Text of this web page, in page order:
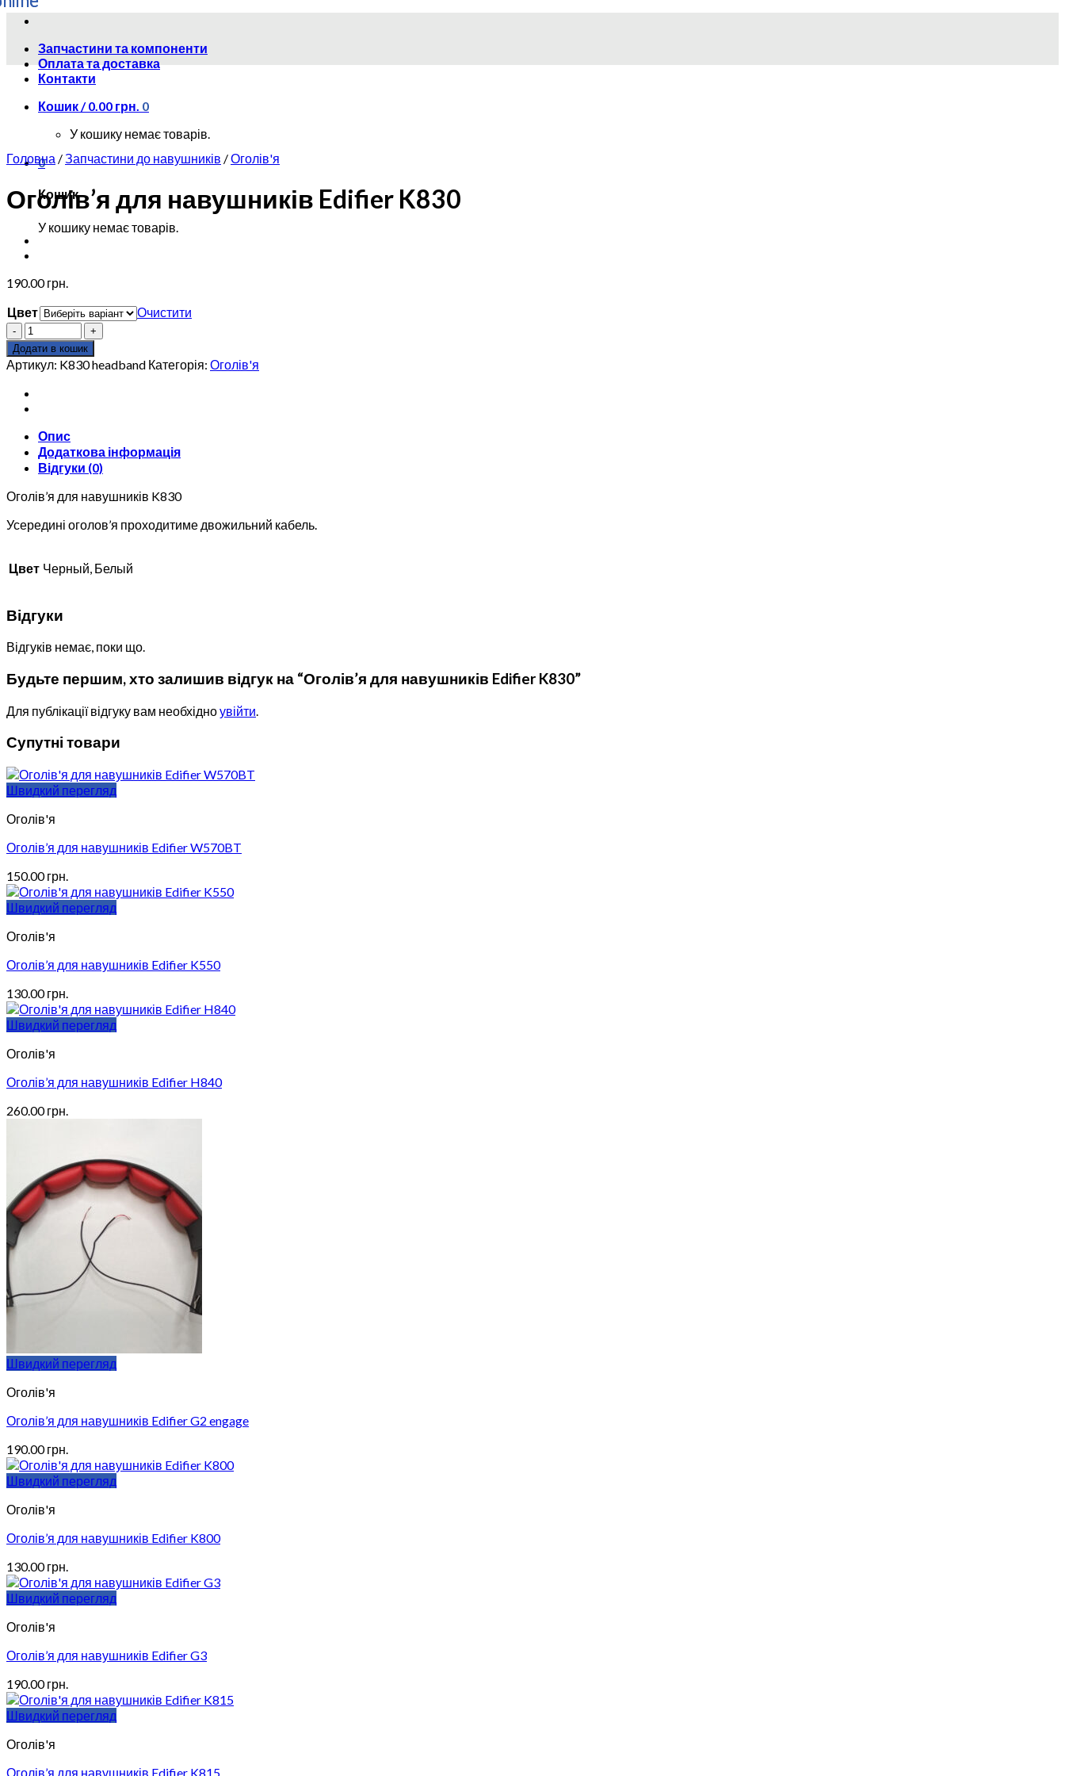
Skip
contentЗапчастини та компоненти
Оплата та доставка
Контакти
Кошик /0.00 грн. 0
У кошику немає товарів.
0
Кошик
У кошику немає товарів.
Головна /Запчастини до навушників /Оголів'я
Оголів’я для навушників Edifier K830
190.00грн.
Цвет
Очистити
Оголів'я
для
навушників
Edifier
K830
кількість
Додати в кошик
Артикул: K830 headband Категорія: Оголів'я
Опис
Додаткова інформація
Відгуки (0)
Оголів’я для навушників K830
Усередині оголов’я проходитиме двожильний кабель.
Цвет Черный, Белый
Відгуки
Відгуків немає, поки що.
Будьте першим, хто залишив відгук на “Оголів’я для навушників Edifier K830”
Для публікації відгуку вам необхідноувійти
Супутні товари
Швидкий перегляд
Оголів'я
Оголів’я для навушників Edifier W570BT
150.00грн.
Швидкий перегляд
Оголів'я
Оголів’я для навушників Edifier K550
130.00грн.
Швидкий перегляд
Оголів'я
Оголів’я для навушників Edifier H840
260.00грн.
Швидкий перегляд
Оголів'я
Оголів’я для навушників Edifier G2 engage
190.00грн.
Швидкий перегляд
Оголів'я
Оголів’я для навушників Edifier K800
130.00грн.
Швидкий перегляд
Оголів'я
Оголів’я для навушників Edifier G3
190.00грн.
Швидкий перегляд
Оголів'я
Оголів’я для навушників Edifier K815